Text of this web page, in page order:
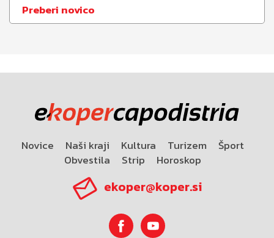
Preberi novico
Novice Naši kraji Kultura Turizem
Šport
Obvestila
Strip Horoskop
ekoper@koper.si